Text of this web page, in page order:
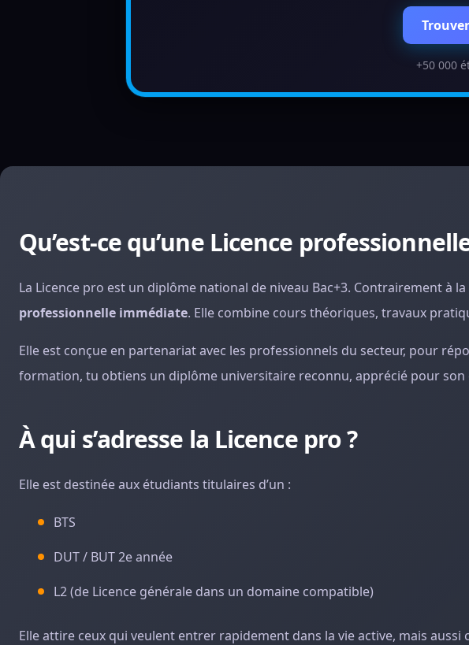
+50 000
Qu’est-ce qu’une Licence
La Licence pro est un diplôme national de niveau Bac+3. Contrairement à
professionnelle immédiate. Elle combine cours théoriques, travaux
Elle est conçue en partenariat avec les professionnels du secteur, pour
formation, tu obtiens un diplôme universitaire reconnu, apprécié pour son
À qui s’adresse la Licence pro ?
Elle est destinée aux étudiants titulaires d’un :
BTS
DUT / BUT 2e année
L2 (de Licence générale dans un domaine compatible)
Elle attire ceux qui veulent entrer rapidement dans la vie active, mais